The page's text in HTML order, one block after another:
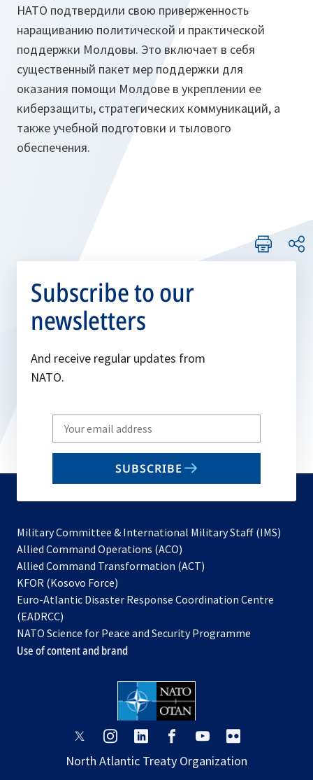
НАТО подтвердили свою приверженность
наращиванию политической и практической
поддержки Молдовы. Это включает в себя
существенный пакет мер поддержки для
оказания помощи Молдове в укреплении ее
киберзащиты, стратегических коммуникаций, а
также учебной подготовки и тылового
обеспечения.
Subscribe to our
newsletters
And receive regular updates from
NATO.
Write
your
email
SUBSCRIBE
Military Committee & International Military Staff (IMS)
Allied Command Operations (ACO)
in
new
Allied Command Transformation (ACT)
a
tab
KFOR (Kosovo Force)
in
new
tab
Euro-Atlantic Disaster Response Coordination Centre
(EADRCC)
NATO Science for Peace and Security Programme
Use of content and brand
opens
a
opens
a
opens
a
opens
a
opens
a
a
North Atlantic Treaty Organization